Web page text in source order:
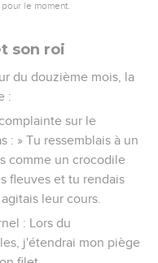
le moment.
son roi
du douzième mois, la
:
sur le
: » Tu ressemblais à un
comme un crocodile
fleuves et tu rendais
leur cours.
: Lors du
j'étendrai mon piège